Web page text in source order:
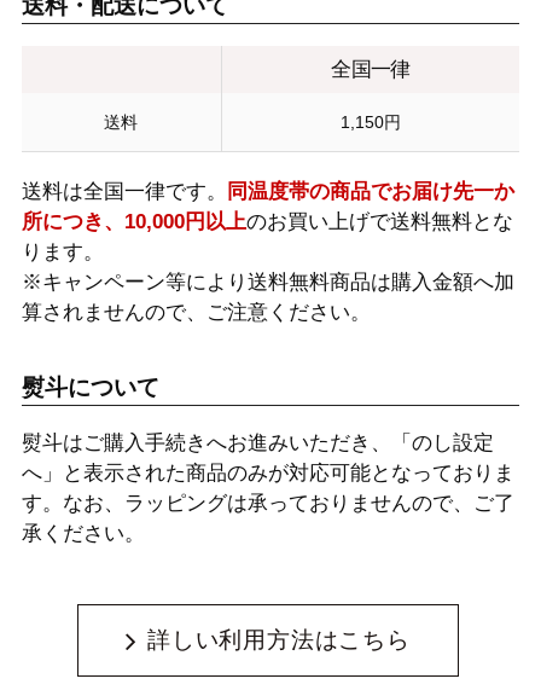
送料・配送について
全国一律
送料 1,150円
送料は全国一律です。
同温度帯の商品でお届け先一か
所につき、10,000円以上のお買い上げで送料無料とな
ります。
※キャンペーン等により送料無料商品は購入金額へ加
算されませんので、ご注意ください。
熨斗について
熨斗はご購入手続きへお進みいただき、「のし設定
へ」と表示された商品のみが対応可能となっておりま
す。なお、ラッピングは承っておりませんので、ご了
承ください。
詳しい利用方法はこちら